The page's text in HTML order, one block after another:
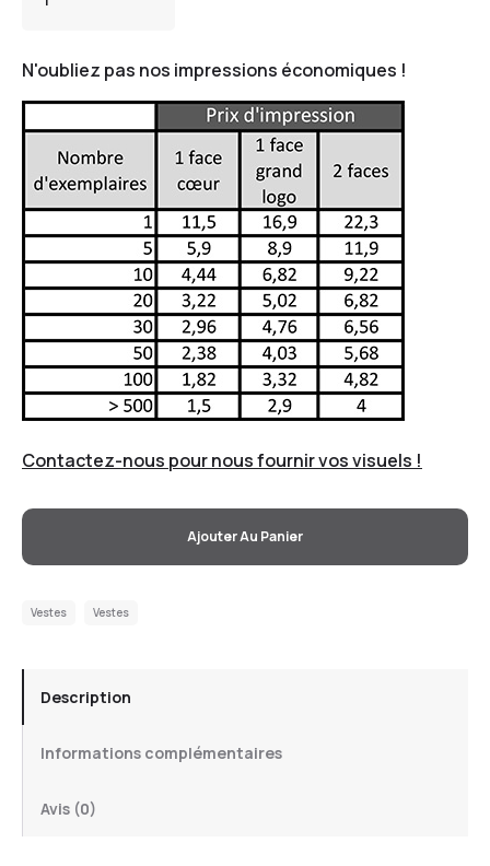
N'oubliez pas nos impressions économiques !
Contactez-nous pour nous fournir vos visuels !
Ajouter Au Panier
Vestes Vestes
Description
Informations complémentaires
Avis (0)